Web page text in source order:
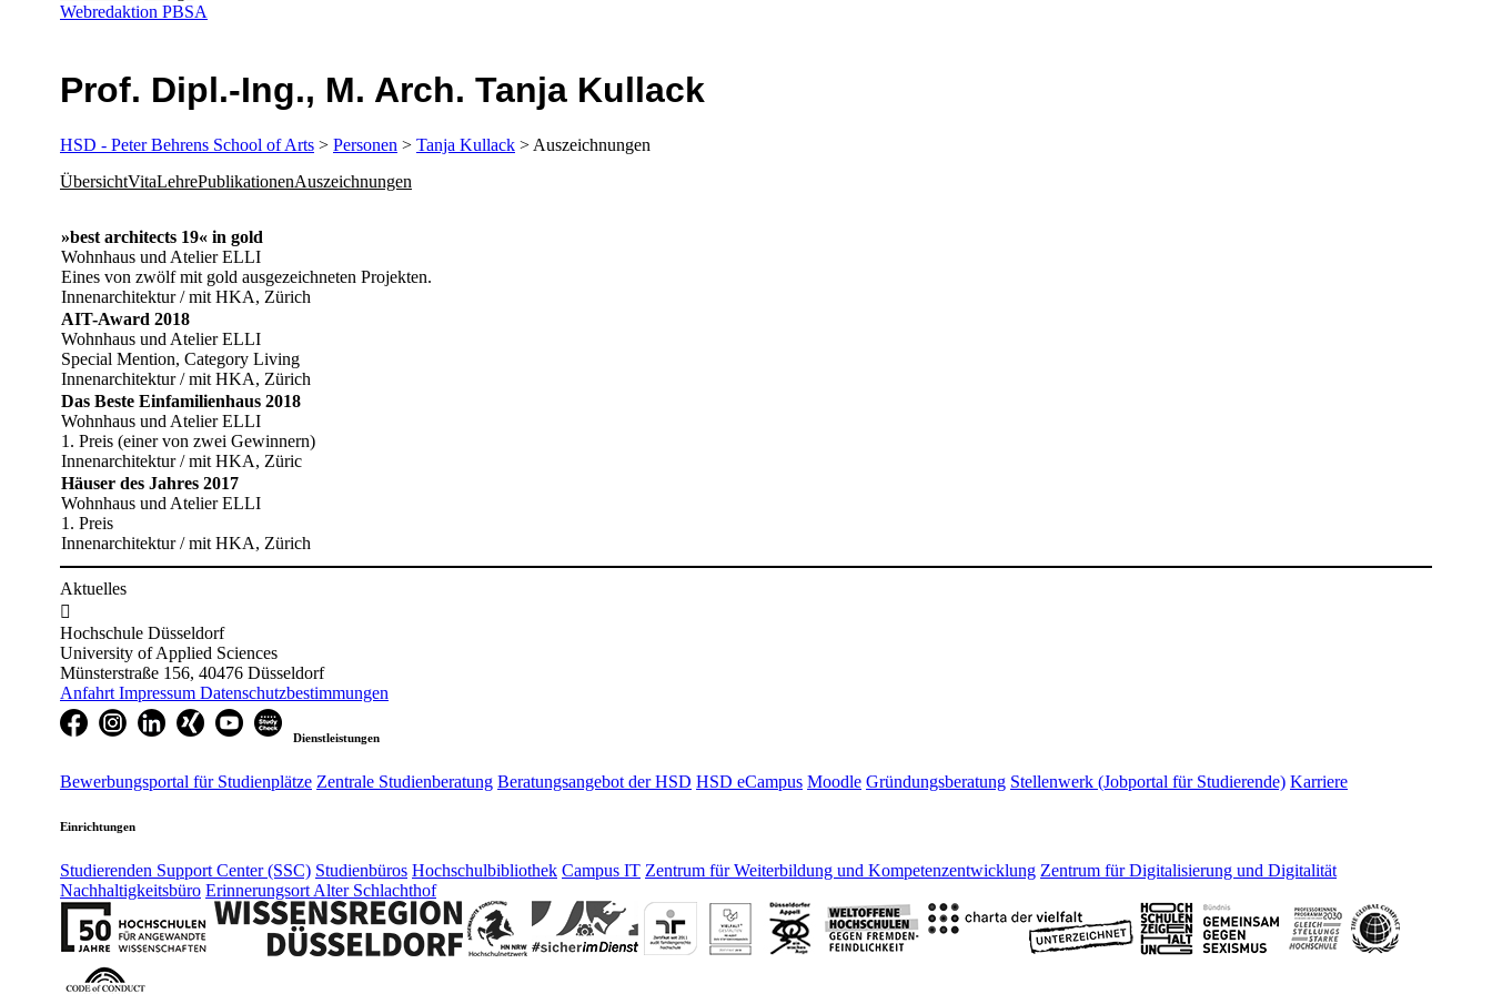
Webredaktion PBSA
Prof. Dipl.-Ing., M. Arch. Tanja Kullack
HSD - Peter Behrens School of Arts > Personen > Tanja Kullack > Auszeichnungen
ÜbersichtVitaLehrePublikationenAuszeichnungen
​»best architects 19« in gold
Wohnhaus und Atelier ELLI
Eines von zwölf mit gold ausgezeichneten Projekten.
Innenarchitektur / mit HKA, Zürich​
​AIT-Award 2018
Wohnhaus und Atelier ELLI
Special Mention, Category Living
Innenarchitektur / mit HKA, Zürich
​​Das Beste Einfamilienhaus 2018
Wohnhaus und Atelier ELLI
1. Preis (einer von zwei Gewinnern)
Innenarchitektur / mit HKA, Züric
Häuser des Jahres 2017
Wohnhaus und Atelier ELLI
1. Preis
Innenarchitektur / mit HKA, Zürich​​
Aktuelles

Hochschule Düsseldorf
University of Applied Sciences
Münsterstraße 156, 40476 Düsseldorf
Anfahrt Impressum Datenschutzbestimmungen
Dienstleistungen
Bewerbungsportal für Studienplätze Zentrale Studienberatung Beratungsangebot der HSD HSD eCampus Moodle Gründungsberatung Stellenwerk (Jobportal für Studierende) Karriere
Einrichtungen
Studierenden Support Center (SSC) Studienbüros Hochschulbibliothek Campus IT Zentrum für Weiterbildung und Kompetenzentwicklung Zentrum für Digitalisierung und Digitalität
Nachhaltigkeitsbüro Erinnerungsort Alter Schlachthof